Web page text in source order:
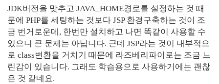
JDK버전을 맞추고 JAVA_HOME경로를 설정하는 것 때
문에 PHP를 세팅하는 것보다 JSP 환경구축하는 것이 조
금 번거로운데, 한번만 설치하고 나면 똑같이 사용할 수
있으니 큰 문제는 아닙니다. 근데 JSP라는 것이 내부적으
로 class변환을 거치기 때문에 라즈베리파이로는 조금 느
린감이 있습니다. 그래도 학습용으로 사용하기에는 괜찮
은 것 같네요.